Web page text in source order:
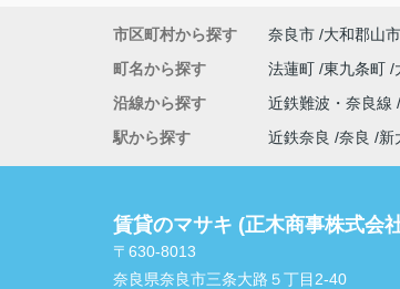
市区町村から探す 奈良市 大和郡山市
町名から探す
法蓮町 東九条町
沿線から探す
近鉄難波・奈良線
駅から探す
近鉄奈良 奈良 新
賃貸のマサキ (正木商事株式会社
〒630-8013
奈良県奈良市三条大路５丁目2-40